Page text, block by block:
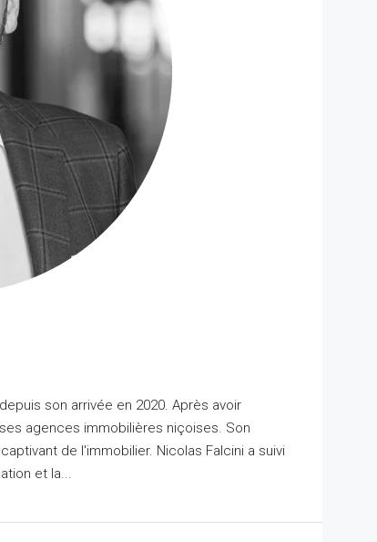
son arrivée en 2020. Après avoir
agences immobilières niçoises. Son
de l'immobilier. Nicolas Falcini a suivi
et la...